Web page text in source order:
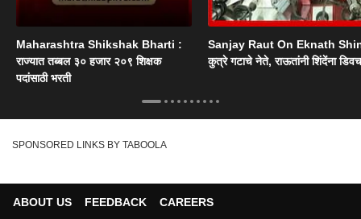
Maharashtra Shikshak Bharti :
राज्यात तब्बल ३० हजार २०९ शिक्षक
पदांसाठी भरती
Sanjay Raut On Eknath
कुत्रे गटाचे नेते, राऊतांनी शिंदेंना
SPONSORED LINKS BY TABOOLA
ABOUT US FEEDBACK CAREERS